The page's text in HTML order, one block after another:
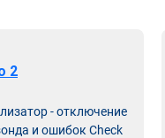
2
- отключение
и ошибок Check